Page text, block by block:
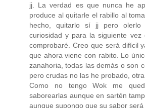
jj. La verdad es que nunca he
produce al quitarle el rabillo al
hecho, quitarlo sí jj pero
curiosidad y para la siguiente vez
comprobaré. Creo que será difícil
que ahora viene con rabito. Lo
zanahoria, todas las demás o son
pero crudas no las he probado,
Como no tengo Wok me
saborearlas aunque en sartén
aunque supongo que su sabor será